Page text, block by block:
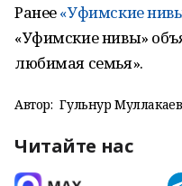
Ранее«Уфимские
«Уфимские нивы»
любимая семья».
Автор: Гульнур
Читайте нас